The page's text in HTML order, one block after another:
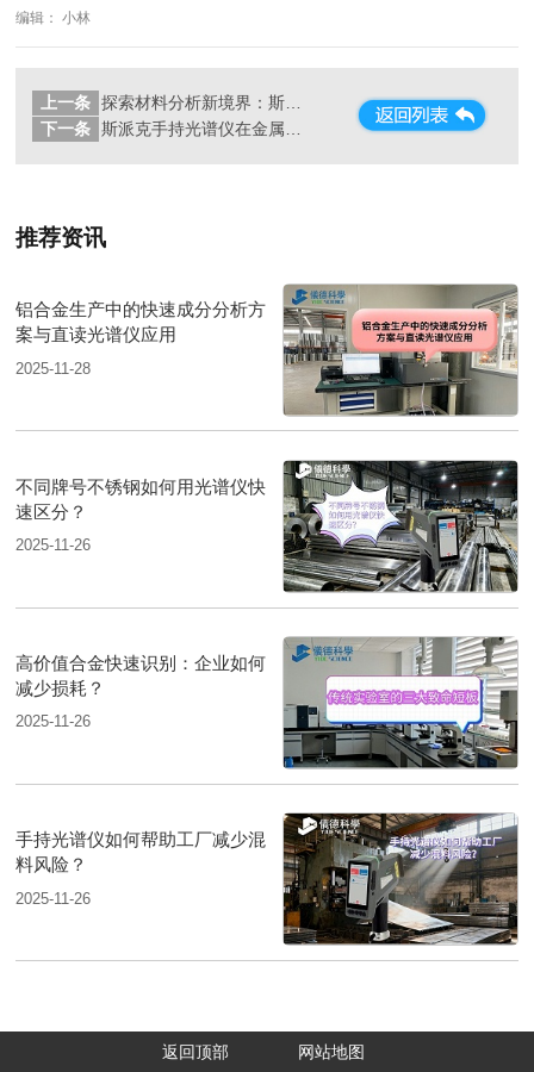
编辑： 小林
上一条
下一条
推荐资讯
铝合金生产中的快速成分分析方
案与直读光谱仪应用
2025-11-28
不同牌号不锈钢如何用光谱仪快
速区分？
2025-11-26
高价值合金快速识别：企业如何
减少损耗？
2025-11-26
手持光谱仪如何帮助工厂减少混
料风险？
2025-11-26
返回顶部 网站地图